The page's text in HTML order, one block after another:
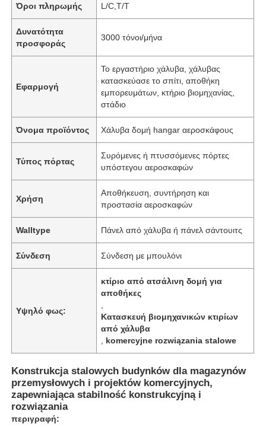
Όροι πληρωμής L/C,T/T
Δυνατότητα
προσφοράς
3000 τόνοι/μήνα
Εφαρμογή
Το εργαστήριο χάλυβα, χάλυβας
κατασκεύασε το σπίτι, αποθήκη
εμπορευμάτων, κτήριο βιομηχανίας,
στάδιο
Όνομα προϊόντος Χάλυβα δομή hangar αεροσκάφους
Τύπος πόρτας
Συρόμενες ή πτυσσόμενες πόρτες
υπόστεγου αεροσκαφών
Χρήση
Αποθήκευση, συντήρηση και
προστασία αεροσκαφών
Walltype Πάνελ από χάλυβα ή πάνελ σάντουιτς
Σύνδεση Σύνδεση με μπουλόνι
Υψηλό φως:
κτίριο από ατσάλινη δομή για
αποθήκες
Κατασκευή βιομηχανικών κτιρίων
από χάλυβα
komercyjne rozwiązania stalowe
Konstrukcja stalowych budynków dla magazynów
przemysłowych i projektów komercyjnych,
zapewniająca stabilność konstrukcyjną i
rozwiązania
περιγραφή: